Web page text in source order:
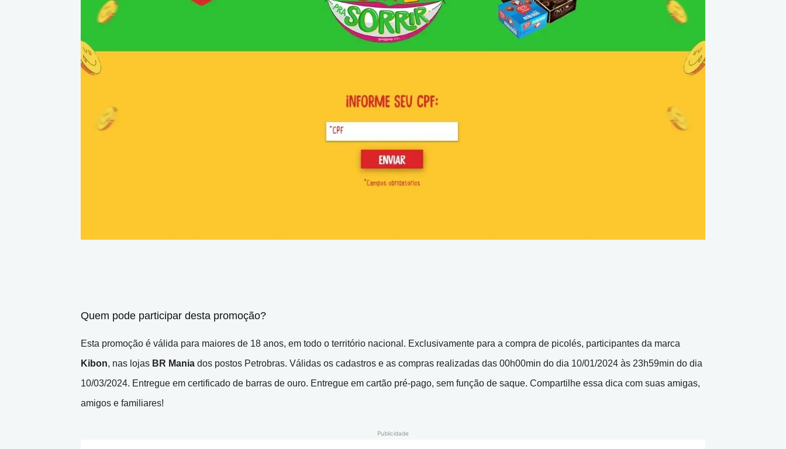
Quem pode participar desta promoção?
Esta promoção é válida para maiores de 18 anos, em todo o território nacional. Exclusivamente para a compra de picolés, participantes da marca
Kibon, nas lojas BR Mania dos postos Petrobras. Válidas os cadastros e as compras realizadas das 00h00min do dia 10/01/2024 às 23h59min do dia
10/03/2024. Entregue em certificado de barras de ouro. Entregue em cartão pré-pago, sem função de saque. Compartilhe essa dica com suas amigas,
amigos e familiares!
Publicidade